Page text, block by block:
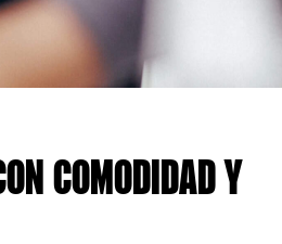
COMODIDAD Y